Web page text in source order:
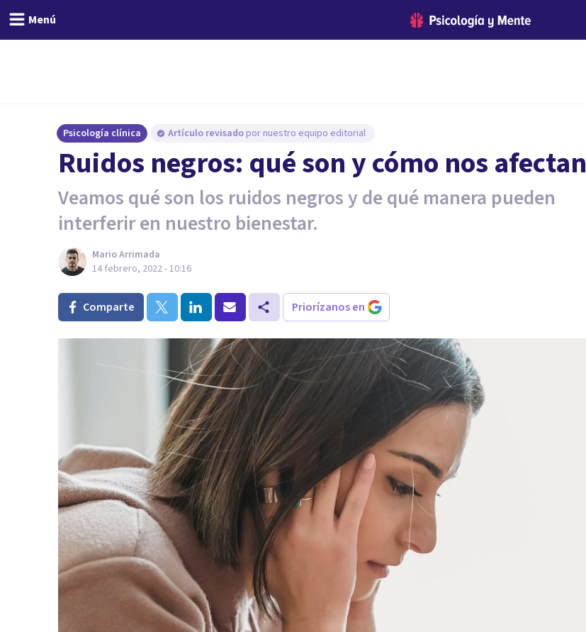
Menú
Psicología clínica Artículo revisado por nuestro equipo editorial
Ruidos negros: qué son y cómo nos afectan
Veamos qué son los ruidos negros y de qué manera pueden
interferir en nuestro bienestar.
Mario Arrimada
14 febrero, 2022 - 10:16
Comparte Priorízanos en